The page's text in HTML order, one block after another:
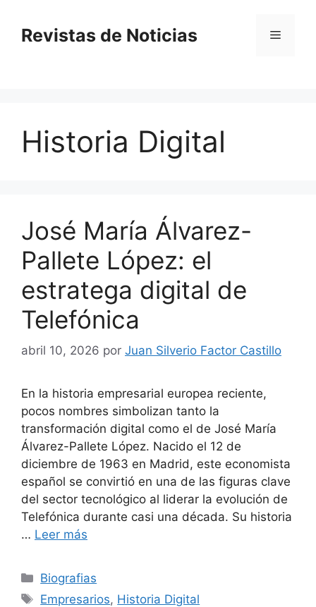
contenido
Revistas de Noticias Menú
Historia Digital
José María Álvarez-
Pallete López: el
estratega digital de
Telefónica
abril 10, 2026 por Juan Silverio Factor Castillo
En la historia empresarial europea reciente,
pocos nombres simbolizan tanto la
transformación digital como el de José María
Álvarez-Pallete López. Nacido el 12 de
diciembre de 1963 en Madrid, este economista
español se convirtió en una de las figuras clave
del sector tecnológico al liderar la evolución de
Telefónica durante casi una década. Su historia
… Leer más
Categorías
Biografias
Etiquetas
Empresarios, Historia Digital